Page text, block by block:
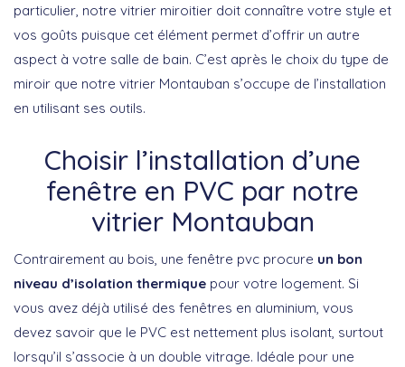
particulier, notre vitrier miroitier doit connaître votre style et
vos goûts puisque cet élément permet d’offrir un autre
aspect à votre salle de bain. C’est après le choix du type de
miroir que notre vitrier Montauban s’occupe de l’installation
en utilisant ses outils.
Choisir l’installation d’une
fenêtre en PVC par notre
vitrier Montauban
Contrairement au bois, une fenêtre pvc procure un bon
niveau d’isolation thermique pour votre logement. Si
vous avez déjà utilisé des fenêtres en aluminium, vous
devez savoir que le PVC est nettement plus isolant, surtout
lorsqu’il s’associe à un double vitrage. Idéale pour une